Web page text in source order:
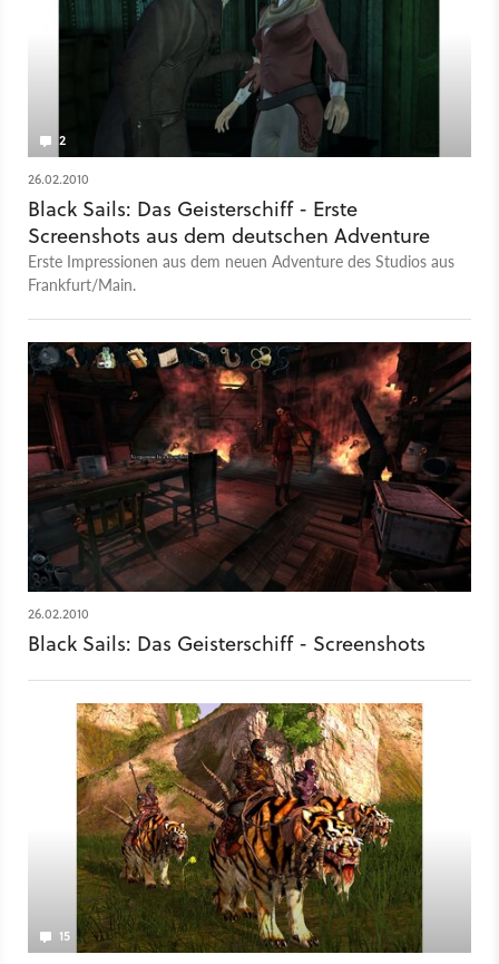
2
26.02.2010
Black Sails: Das Geisterschiff - Erste
Screenshots aus dem deutschen Adventure
Erste Impressionen aus dem neuen Adventure des Studios aus
Frankfurt/Main.
26.02.2010
Black Sails: Das Geisterschiff - Screenshots
15